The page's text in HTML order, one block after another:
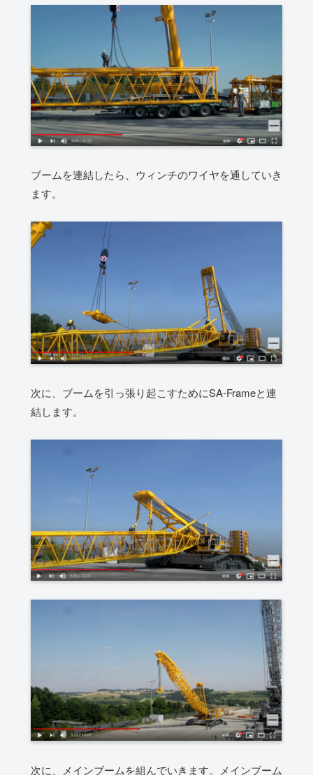
ブームを連結したら、ウィンチのワイヤを通していき
ます。
次に、ブームを引っ張り起こすためにSA-Frameと連
結します。
次に、メインブームを組んでいきます。メインブーム